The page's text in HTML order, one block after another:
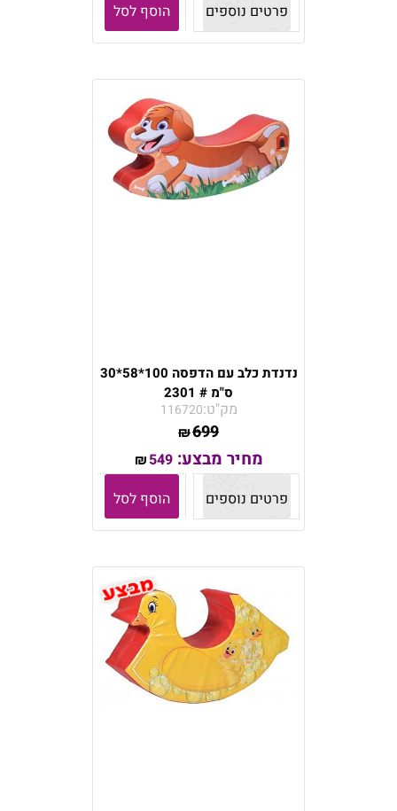
פרטים נוספים
הוסף לסל
נדנדת כלב עם הדפסה 100*58*30
ס"מ # 2301
מק"ט:116720
₪699
מחיר מבצע: ₪549
פרטים נוספים
הוסף לסל